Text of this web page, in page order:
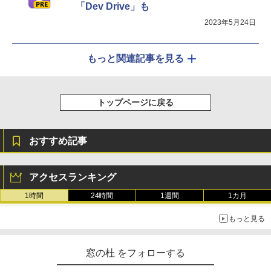
「Dev Drive」も
2023年5月24日
もっと関連記事を見る
トップページに戻る
おすすめ記事
アクセスランキング
1時間 24時間 1週間 1カ月
もっと見る
窓の杜 をフォローする